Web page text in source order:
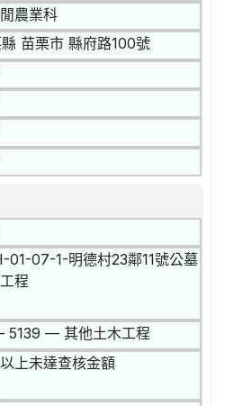
農業科
苗栗市 縣府路100號
01-07-1-明德村23鄰11號公墓
程
5139 — 其他土木工程
上未達查核金額